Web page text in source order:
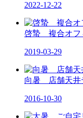
2022-12-22
啓蟄 複合オフ
2019-03-29
向暑 店舗天井
2016-10-30